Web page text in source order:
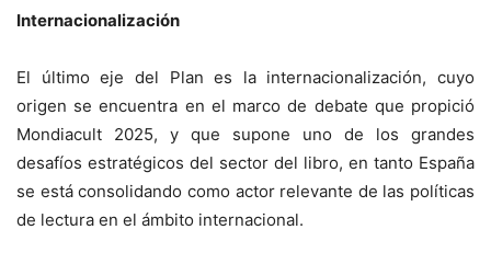
Internacionalización
El último eje del Plan es la internacionalización, cuyo
origen se encuentra en el marco de debate que propició
Mondiacult 2025, y que supone uno de los grandes
desafíos estratégicos del sector del libro, en tanto España
se está consolidando como actor relevante de las políticas
de lectura en el ámbito internacional.